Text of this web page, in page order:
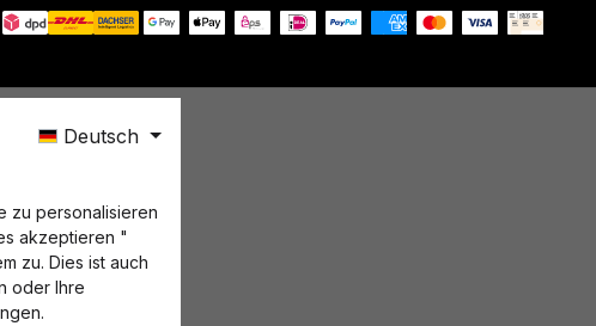
Deutsch
zu personalisieren
akzeptieren "
zu. Dies ist auch
oder Ihre